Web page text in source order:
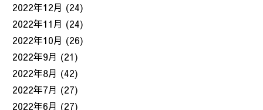
2022年12月 (24)
2022年11月 (24)
2022年10月 (26)
2022年9月 (21)
2022年8月 (42)
2022年7月 (27)
2022年6月 (27)